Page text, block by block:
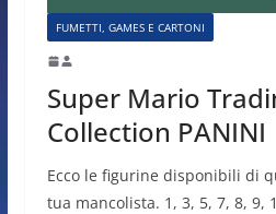
FUMETTI, GAMES E CARTONI
Super Mario
Collection PANINI
Ecco le figurine disponibili di
tua mancolista. 1, 3, 5, 7, 8, 9,